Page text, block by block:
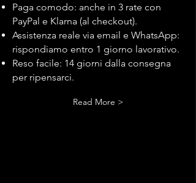
Paga comodo: anche in 3 rate con
PayPal e Klarna (al checkout).
Assistenza reale via email e WhatsApp:
rispondiamo entro 1 giorno lavorativo.
Reso facile: 14 giorni dalla consegna
per ripensarci.
Read More >